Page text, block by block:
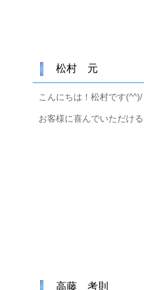
松村 元
こんにちは！松村です(^^)/
お客様に喜んでいただけ
高藤 考則